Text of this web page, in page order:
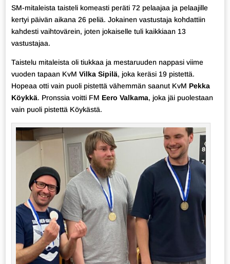
SM-mitaleista taisteli komeasti peräti 72 pelaajaa ja pelaajille
kertyi päivän aikana 26 peliä. Jokainen vastustaja kohdattiin
kahdesti vaihtovärein, joten jokaiselle tuli kaikkiaan 13
vastustajaa.
Taistelu mitaleista oli tiukkaa ja mestaruuden nappasi viime
vuoden tapaan KvM Vilka Sipilä, joka keräsi 19 pistettä.
Hopeaa otti vain puoli pistettä vähemmän saanut KvM Pekka
Köykkä. Pronssia voitti FM Eero Valkama, joka jäi puolestaan
vain puoli pistettä Köykästä.